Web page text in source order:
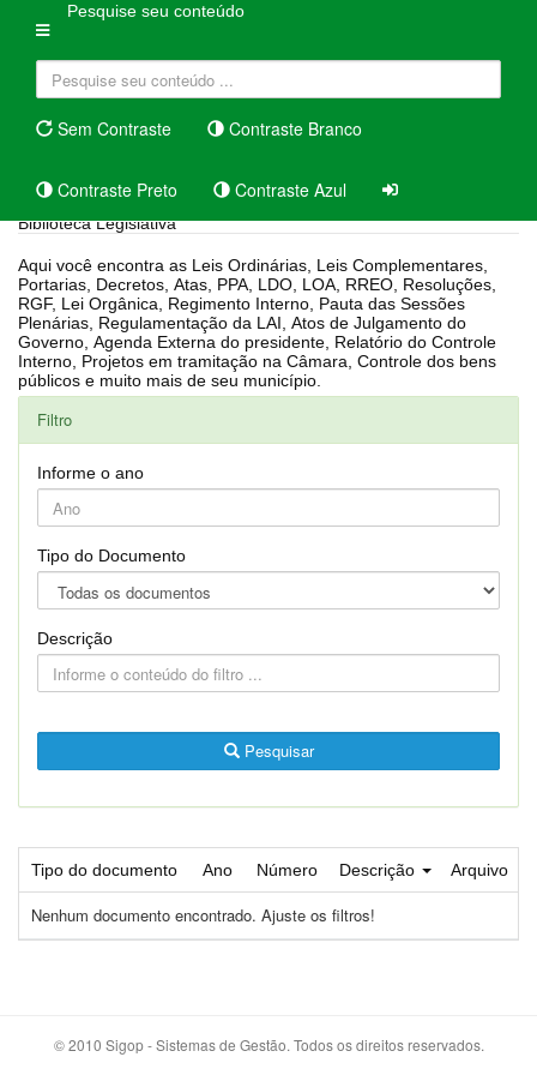
Pesquise seu conteúdo
Sem Contraste Contraste Branco
Contraste Preto Contraste Azul
Biblioteca Legislativa
Aqui você encontra as Leis Ordinárias, Leis Complementares,
Portarias, Decretos, Atas, PPA, LDO, LOA, RREO, Resoluções,
RGF, Lei Orgânica, Regimento Interno, Pauta das Sessões
Plenárias, Regulamentação da LAI, Atos de Julgamento do
Governo, Agenda Externa do presidente, Relatório do Controle
Interno, Projetos em tramitação na Câmara, Controle dos bens
públicos e muito mais de seu município.
Filtro
Informe o ano
Tipo do Documento
Descrição
Pesquisar
Tipo do documento Ano Número Descrição Arquivo
Nenhum documento encontrado. Ajuste os filtros!
© 2010 Sigop - Sistemas de Gestão. Todos os direitos reservados.